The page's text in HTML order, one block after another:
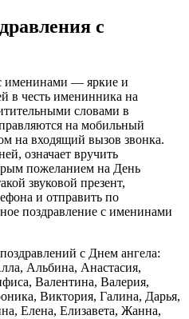
с
именинами — яркие и
в честь именинника на
словами в
на мобильный
на входящий вызов звонка.
означает вручить
пожеланием на День
звуковой презент,
и отправить по
поздравление с именинами
с Днем ангела:
Альбина, Анастасия,
Валентина, Валерия,
Виктория, Галина, Дарья,
Елена, Елизавета, Жанна,